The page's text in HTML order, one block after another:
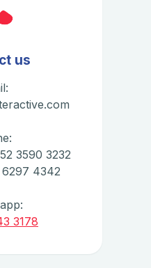
us
3590 3232
4342
3178